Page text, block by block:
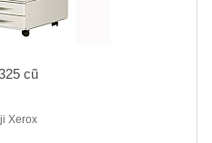
cũ
Xerox